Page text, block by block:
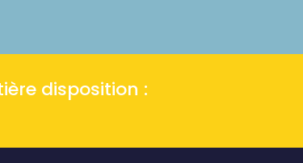
disposition :